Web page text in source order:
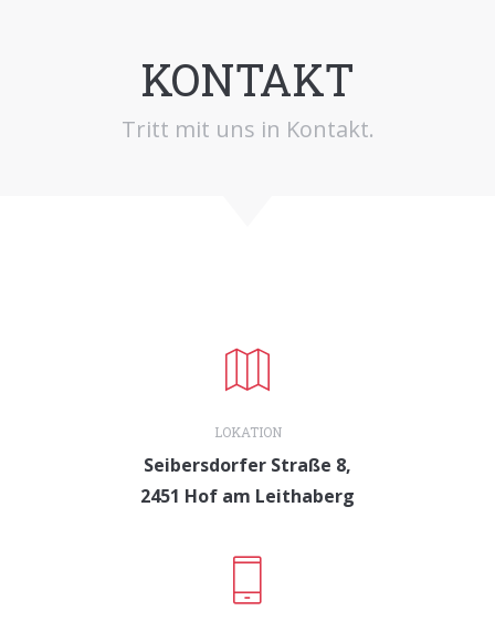
KONTAKT
Tritt mit uns in Kontakt.
LOKATION
Seibersdorfer Straße 8,
2451 Hof am Leithaberg